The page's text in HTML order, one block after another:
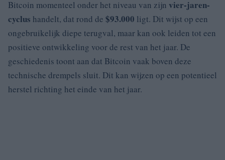
Bitcoin momenteel onder het niveau van zijn vier-jaren-
cyclus handelt, dat rond de $93.000 ligt. Dit wijst op een
ongebruikelijk diepe terugval, maar kan ook leiden tot een
positieve ontwikkeling voor de rest van het jaar. De
geschiedenis toont aan dat Bitcoin vaak boven deze
technische drempels sluit. Dit kan wijzen op een potentieel
herstel richting het einde van het jaar.